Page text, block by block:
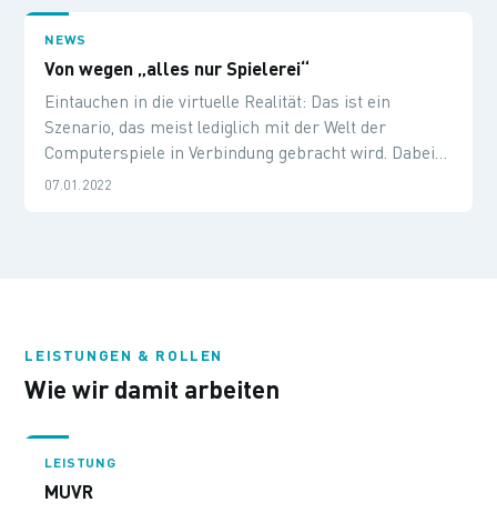
Perspektive erleben. Es gibt einige Hersteller und
ebenso viele verschiedene Designs und Technologien,
die hinter dieser interessanten Technologie stecken -
ins Dunkel zu bringen.
NEWS
Von wegen „alles nur Spielerei“
Eintauchen in die virtuelle Realität: Das ist ein
Szenario, das meist lediglich mit der Welt der
Computerspiele in Verbindung gebracht wird. Dabei
sind virtuelle Realität und Augmented Reality – also
07.01.2022
LEISTUNGEN & ROLLEN
Wie wir damit arbeiten
LEISTUNG
MUVR